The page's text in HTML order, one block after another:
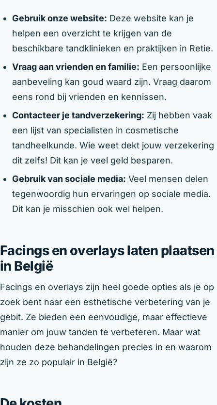
Gebruik onze website: Deze website kan je
helpen een overzicht te krijgen van de
beschikbare tandklinieken en praktijken in Retie.
Vraag aan vrienden en familie: Een persoonlijke
aanbeveling kan goud waard zijn. Vraag daarom
eens rond bij vrienden en kennissen.
Contacteer je tandverzekering: Zij hebben vaak
een lijst van specialisten in cosmetische
tandheelkunde. Wie weet dekt jouw verzekering
dit zelfs! Dit kan je veel geld besparen.
Gebruik van sociale media: Veel mensen delen
tegenwoordig hun ervaringen op sociale media.
Dit kan je misschien ook wel helpen.
Facings en overlays laten plaatsen
in België
Facings en overlays zijn heel goede opties als je op
zoek bent naar een esthetische verbetering van je
gebit. Ze bieden een eenvoudige, maar effectieve
manier om jouw tanden te verbeteren. Maar wat
houden deze behandelingen precies in en waarom
zijn ze zo populair in België?